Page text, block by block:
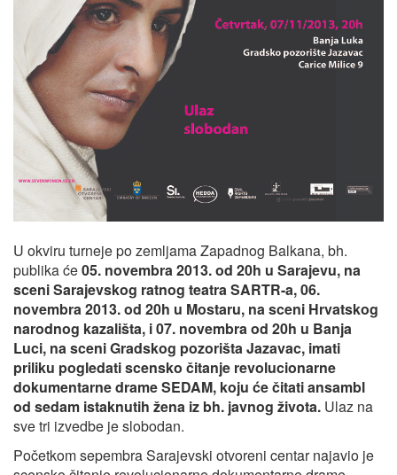
U okviru turneje po zemljama Zapadnog Balkana, bh.
publika će05. novembra 2013. od 20h u Sarajevu, na
sceni Sarajevskog ratnog teatra SARTR-a, 06.
novembra 2013. od 20h u Mostaru, na sceni Hrvatskog
narodnog kazališta, i 07. novembra od 20h u Banja
Luci, na sceni Gradskog pozorišta Jazavac, imati
priliku pogledati scensko čitanje revolucionarne
dokumentarne drame SEDAM, koju će čitati ansambl
od sedam istaknutih žena iz bh. javnog života. Ulaz na
sve tri izvedbe je slobodan.
Početkom sepembra Sarajevski otvoreni centar najavio je